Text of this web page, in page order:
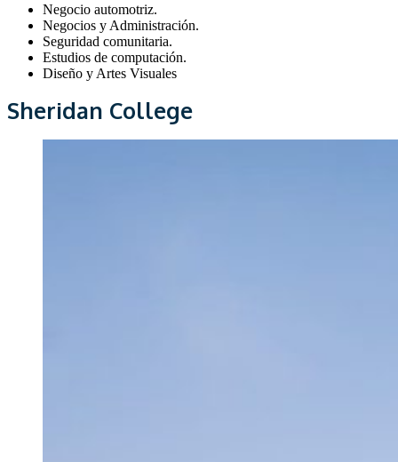
Negocio automotriz.
Negocios y Administración.
Seguridad comunitaria.
Estudios de computación.
Diseño y Artes Visuales
Sheridan College